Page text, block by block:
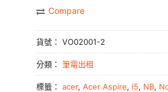
Compare
貨號：VO02001-2
分類：筆電出租
標籤：acer,Acer Aspire, i5, NB,